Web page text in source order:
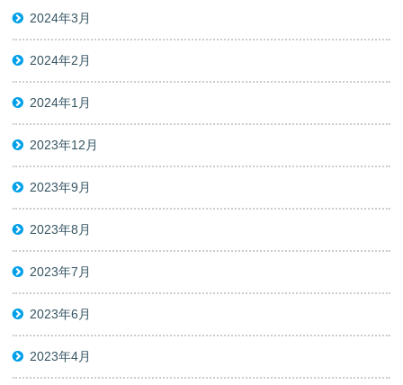
2024年3月
2024年2月
2024年1月
2023年12月
2023年9月
2023年8月
2023年7月
2023年6月
2023年4月